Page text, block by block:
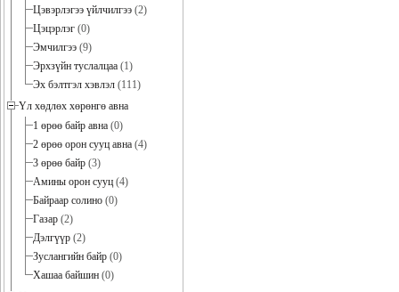
Цэвэрлэгээ үйлчилгээ (2)
Цэцэрлэг (0)
Эмчилгээ (9)
Эрхзүйн туслалцаа (1)
Эх бэлтгэл хэвлэл (111)
Үл хөдлөх хөрөнгө авна
1 өрөө байр авна (0)
2 өрөө орон сууц авна (4)
3 өрөө байр (3)
Амины орон сууц (4)
Байраар солино (0)
Газар (2)
Дэлгүүр (2)
Зуслангийн байр (0)
Хашаа байшин (0)